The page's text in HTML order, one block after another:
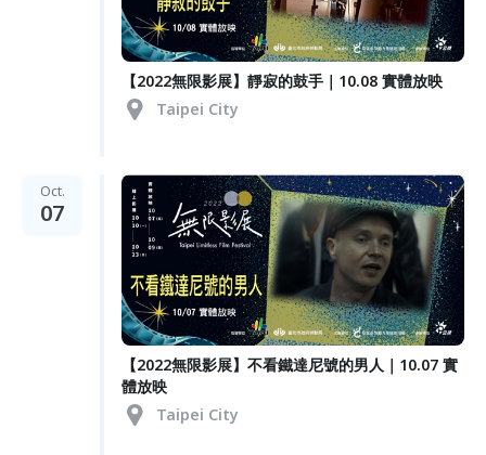
【2022無限影展】靜寂的鼓手｜10.08 實體放映
Taipei City
Oct.
07
【2022無限影展】不看鐵達尼號的男人｜10.07 實
體放映
Taipei City